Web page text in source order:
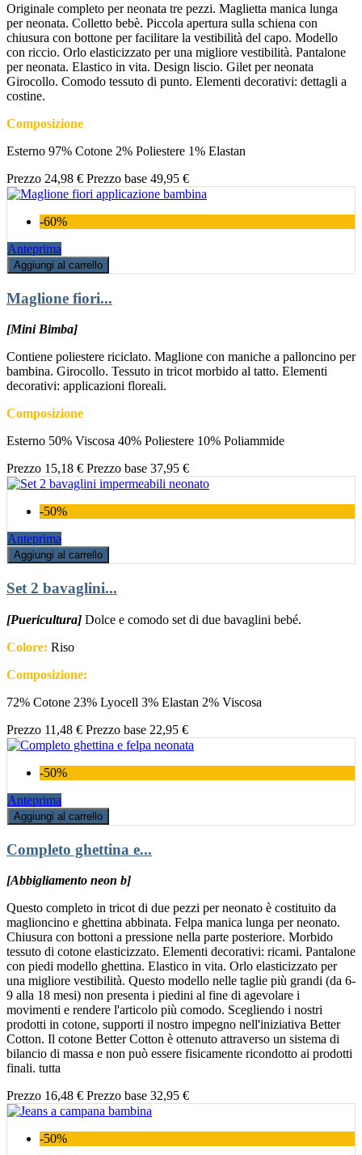
Originale completo per neonata tre pezzi. Maglietta manica lunga
per neonata. Colletto bebè. Piccola apertura sulla schiena con
chiusura con bottone per facilitare la vestibilità del capo. Modello
con riccio. Orlo elasticizzato per una migliore vestibilità. Pantalone
per neonata. Elastico in vita. Design liscio. Gilet per neonata
Girocollo. Comodo tessuto di punto. Elementi decorativi: dettagli a
costine.
Composizione
Esterno 97% Cotone 2% Poliestere 1% Elastan
Prezzo 24,98 € Prezzo base 49,95 €
-60%
Anteprima
Aggiungi al carrello
Maglione fiori...
[Mini Bimba]
Contiene poliestere riciclato. Maglione con maniche a palloncino per
bambina. Girocollo. Tessuto in tricot morbido al tatto. Elementi
decorativi: applicazioni floreali.
Composizione
Esterno 50% Viscosa 40% Poliestere 10% Poliammide
Prezzo 15,18 € Prezzo base 37,95 €
-50%
Anteprima
Aggiungi al carrello
Set 2 bavaglini...
[Puericultura] Dolce e comodo set di due bavaglini bebé.
Colore: Riso
Composizione:
72% Cotone 23% Lyocell 3% Elastan 2% Viscosa
Prezzo 11,48 € Prezzo base 22,95 €
-50%
Anteprima
Aggiungi al carrello
Completo ghettina e...
[Abbigliamento neon b]
Questo completo in tricot di due pezzi per neonato è costituito da
maglioncino e ghettina abbinata. Felpa manica lunga per neonato.
Chiusura con bottoni a pressione nella parte posteriore. Morbido
tessuto di cotone elasticizzato. Elementi decorativi: ricami. Pantalone
con piedi modello ghettina. Elastico in vita. Orlo elasticizzato per
una migliore vestibilità. Questo modello nelle taglie più grandi (da 6-
9 alla 18 mesi) non presenta i piedini al fine di agevolare i
movimenti e rendere l'articolo più comodo. Scegliendo i nostri
prodotti in cotone, supporti il nostro impegno nell'iniziativa Better
Cotton. Il cotone Better Cotton è ottenuto attraverso un sistema di
bilancio di massa e non può essere fisicamente ricondotto ai prodotti
finali. tutta
Prezzo 16,48 € Prezzo base 32,95 €
-50%